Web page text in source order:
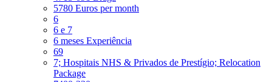
5780 Euros per month
6
6 e 7
6 meses Experiência
69
7; Hospitais NHS & Privados de Prestígio; Relocation
Package